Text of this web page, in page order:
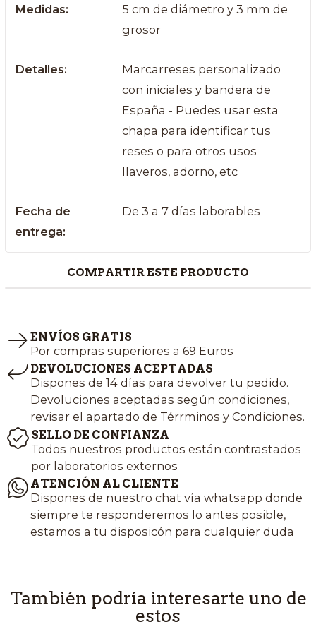
Medidas:
5 cm de diámetro y 3 mm de
grosor
Detalles:
Marcarreses personalizado
con iniciales y bandera de
España - Puedes usar esta
chapa para identificar tus
reses o para otros usos
llaveros, adorno, etc
Fecha de
entrega:
De 3 a 7 días laborables
COMPARTIR ESTE PRODUCTO
ENVÍOS GRATIS
Por compras superiores a 69 Euros
DEVOLUCIONES ACEPTADAS
Dispones de 14 días para devolver tu pedido.
Devoluciones aceptadas según condiciones,
revisar el apartado de Térrminos y Condiciones.
SELLO DE CONFIANZA
Todos nuestros productos están contrastados
por laboratorios externos
ATENCIÓN AL CLIENTE
Dispones de nuestro chat vía whatsapp donde
siempre te responderemos lo antes posible,
estamos a tu disposicón para cualquier duda
También podría interesarte uno de
estos